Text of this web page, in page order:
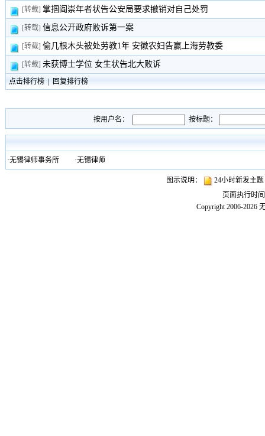
[转载] 掌掴阎崇年者状告公安局要求撤销对自己处罚
[转载] 信息公开政府败诉第一案
[转载] 偷几根木头被处劳教1年 安徽农妇告赢上海劳教委
[转载] 未获博士学位 女生状告北大败诉
点击排行榜| 回复排行榜
按用户名： 按标题：
·无锡律师事务所 ·无锡律师
图示说明：
24小时新发主
页面执行时
Copyright 2006-2026